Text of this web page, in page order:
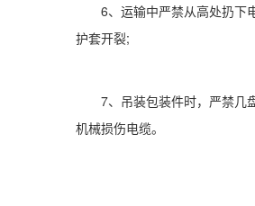
6、运输中严禁从高处扔下
护套开裂;
7、吊装包装件时，严禁几
机械损伤电缆。